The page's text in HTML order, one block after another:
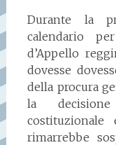
Durante la
calendario
d’Appello
dovesse
della procura
la
rimarrebbe